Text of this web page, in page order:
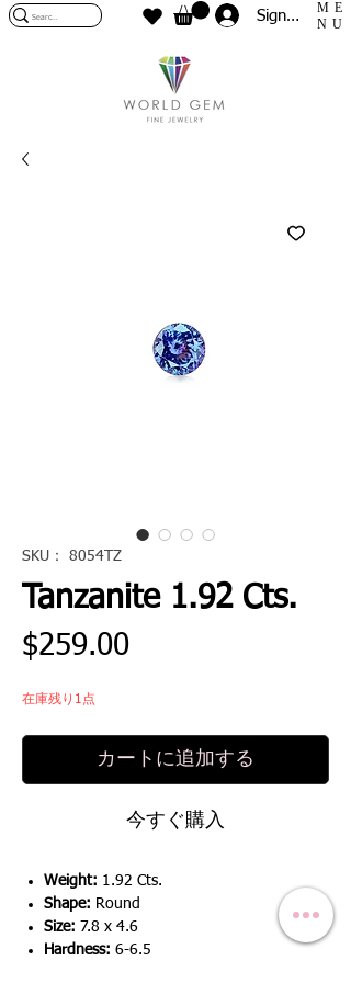
Sign In
ME
NU
SKU： 8054TZ
Tanzanite 1.92 Cts.
$259.00価
在庫残り1点
カートに追加する
今すぐ購入
Weight: 1.92 Cts.
Shape: Round
Size: 7.8 x 4.6
Hardness: 6-6.5